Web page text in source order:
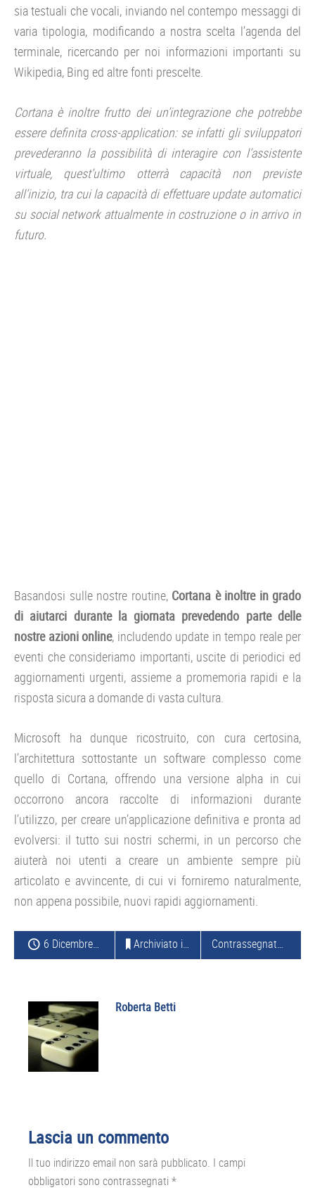
sia testuali che vocali, inviando nel contempo messaggi di
varia tipologia, modificando a nostra scelta l’agenda del
terminale, ricercando per noi informazioni importanti su
Wikipedia, Bing ed altre fonti prescelte.
Cortana è inoltre frutto dei un’integrazione che potrebbe
essere definita cross-application: se infatti gli sviluppatori
prevederanno la possibilità di interagire con l’assistente
virtuale, quest’ultimo otterrà capacità non previste
all’inizio, tra cui la capacità di effettuare update automatici
su social network attualmente in costruzione o in arrivo in
futuro.
Basandosi sulle nostre routine,Cortana è inoltre in grado
di aiutarci durante la giornata prevedendo parte delle
nostre azioni online, includendo update in tempo reale per
eventi che consideriamo importanti, uscite di periodici ed
aggiornamenti urgenti, assieme a promemoria rapidi e la
risposta sicura a domande di vasta cultura.
Microsoft ha dunque ricostruito, con cura certosina,
l’architettura sottostante un software complesso come
quello di Cortana, offrendo una versione alpha in cui
occorrono ancora raccolte di informazioni durante
l’utilizzo, per creare un’applicazione definitiva e pronta ad
evolversi: il tutto sui nostri schermi, in un percorso che
aiuterà noi utenti a creare un ambiente sempre più
articolato e avvincente, di cui vi forniremo naturalmente,
non appena possibile, nuovi rapidi aggiornamenti.
6 Dicembre 2014 Archiviato in: NOKIA Contrassegnato con:
Roberta Betti
Interazioni
del
lettore
Lascia un commento
Il tuo indirizzo email non sarà pubblicato. I campi
obbligatori sono contrassegnati *